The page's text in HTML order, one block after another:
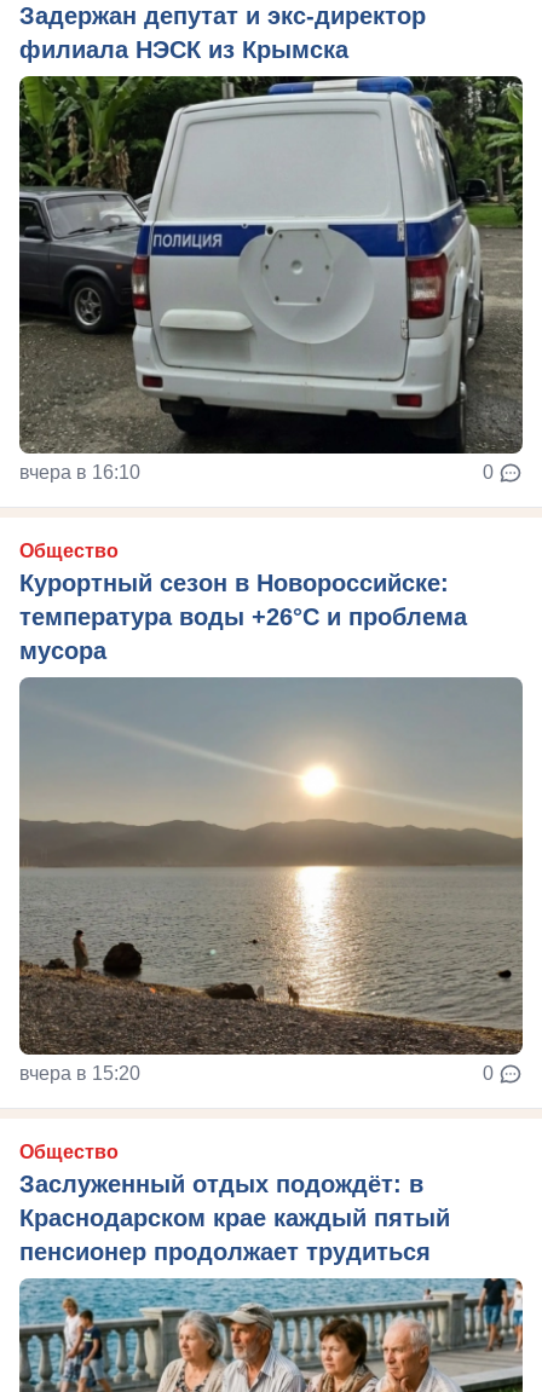
Задержан депутат и экс-директор
филиала НЭСК из Крымска
вчера в 16:10 0
Общество
Курортный сезон в Новороссийске:
температура воды +26°C и проблема
мусора
вчера в 15:20 0
Общество
Заслуженный отдых подождёт: в
Краснодарском крае каждый пятый
пенсионер продолжает трудиться